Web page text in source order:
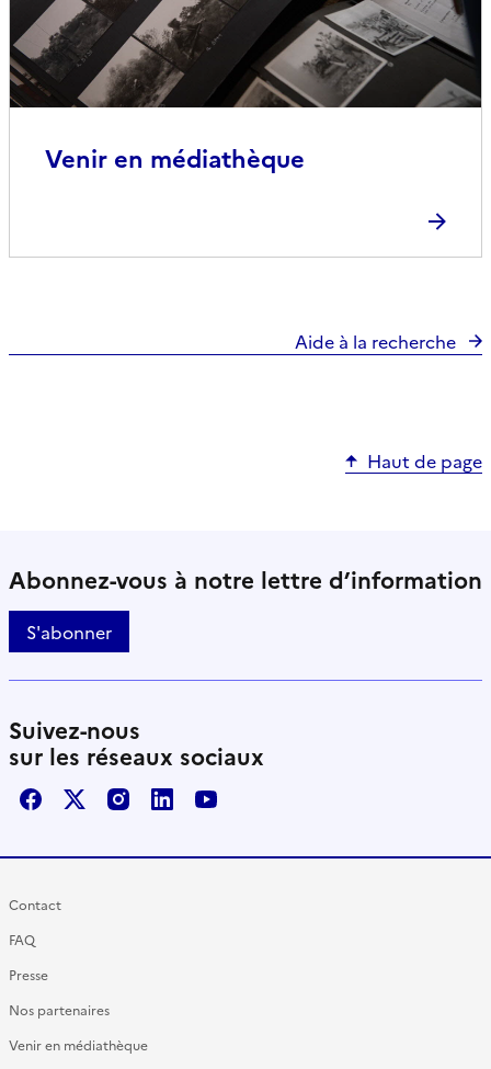
Venir en médiathèque
Aide à la recherche
Haut de page
Abonnez-vous à notre lettre d’information
S'abonner
Suivez-nous
sur les réseaux sociaux
FacebookX / TwitterInstagram
LinkedInYoutube
Contact
FAQ
Presse
Nos partenaires
Venir en médiathèque